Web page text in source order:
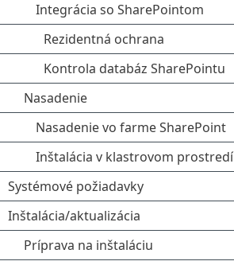
Integrácia so SharePointom
Rezidentná ochrana
Kontrola databáz SharePointu
Nasadenie
Nasadenie vo farme SharePoint
Inštalácia v klastrovom prostredí
Systémové požiadavky
Inštalácia/aktualizácia
Príprava na inštaláciu